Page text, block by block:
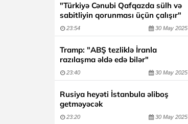
"Türkiyə Cənubi Qafqazda sülh və
sabitliyin qorunması üçün çalışır"
23:54 30 May 2025
Tramp: "ABŞ tezliklə İranla
razılaşma əldə edə bilər"
23:40 30 May 2025
Rusiya heyəti İstanbula əliboş
getməyəcək
23:20 30 May 2025